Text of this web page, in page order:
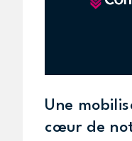
Une
cœur de